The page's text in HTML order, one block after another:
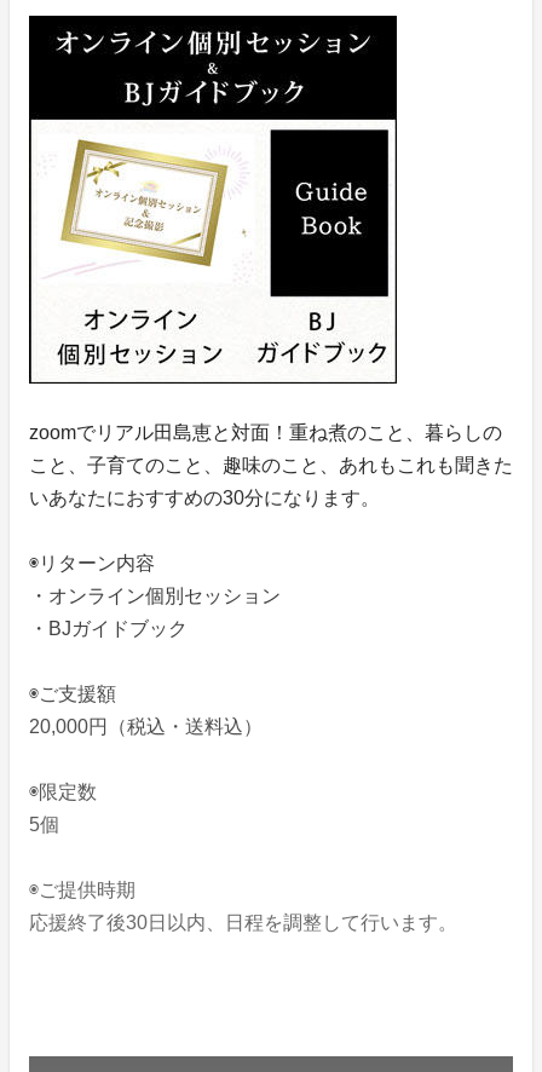
zoomでリアル田島恵と対面！重ね煮のこと、暮らしの
こと、子育てのこと、趣味のこと、あれもこれも聞きた
いあなたにおすすめの30分になります。
◉リターン内容
・オンライン個別セッション
・BJガイドブック
◉ご支援額
20,000円（税込・送料込）
◉限定数
5個
◉ご提供時期
応援終了後30日以内、日程を調整して行います。